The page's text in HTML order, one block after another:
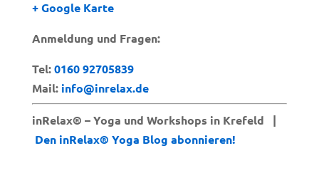
+ Google Karte
Anmeldung und Fragen:
Tel:0160 92705839
Mail: info@inrelax.de
inRelax® – Yoga und Workshops in Krefeld |
Den inRelax® Yoga Blog abonnieren!